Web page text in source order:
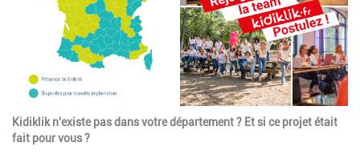
Kidiklik n'existe pas dans votre département ? Et si ce projet était
fait pour vous ?